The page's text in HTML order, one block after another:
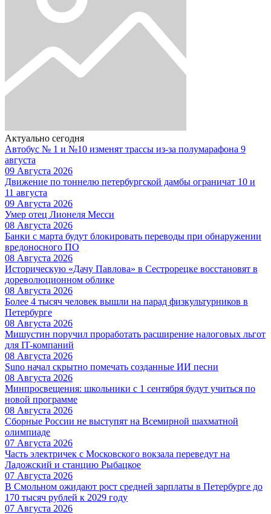
Актуально сегодня
Автобус № 1 и №10 изменят трассы из-за полумарафона 9
августа
09 Августа 2026
Движение по тоннелю петербургской дамбы ограничат 10 и
11 августа
09 Августа 2026
Умер отец Лионеля Месси
08 Августа 2026
Банки с марта будут блокировать переводы при обнаружении
вредоносного ПО
08 Августа 2026
Историческую «Дачу Павлова» в Сестрорецке восстановят в
дореволюционном облике
08 Августа 2026
Более 4 тысяч человек вышли на парад физкультурников в
Петербурге
08 Августа 2026
Мишустин поручил проработать расширение налоговых льгот
для IT-компаний
08 Августа 2026
Suno начал скрытно помечать созданные ИИ песни
08 Августа 2026
Минпросвещения: школьники с 1 сентября будут учиться по
новой программе
08 Августа 2026
Сборные России не выступят на Всемирной шахматной
олимпиаде
07 Августа 2026
Часть электричек с Московского вокзала переведут на
Ладожский и станцию Рыбацкое
07 Августа 2026
В Смольном ожидают рост средней зарплаты в Петербурге до
170 тысяч рублей к 2029 году
07 Августа 2026